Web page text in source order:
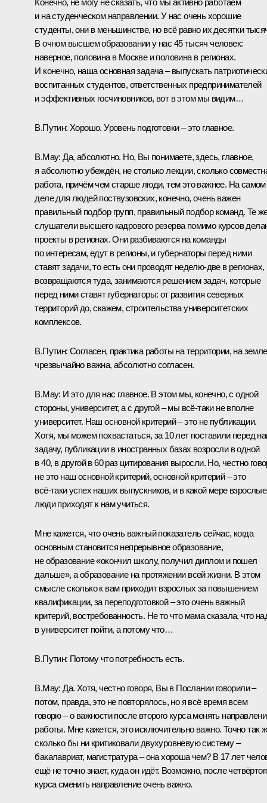
и на студенческом направлении. У нас очень хорошие
студенты, они в меньшинстве, но всё равно их десятки
В очном высшем образовании у нас 45 тысяч человек:
наверное, половина в Москве и половина в регионах.
И конечно, наша основная задача – выпускать
воспитанных студентов, ответственных предпринимателей
и эффективных госчиновников, вот в этом мы видим…
В.Путин: Хорошо. Уровень подготовки – это главное.
В.Мау: Да, абсолютно. Но, Вы понимаете, здесь, главное,
я абсолютно убеждён, не столько лекции, сколько
работа, причём чем старше люди, тем это важнее. На самом
деле для людей поствузовских, конечно, очень важен
правильный подбор групп, правильный подбор команд. Те
слушатели высшего кадрового резерва помимо курсов
проекты в регионах. Они разбиваются на команды
по интересам, едут в регионы, и губернаторы перед ними
ставят задачи, то есть они проводят неделю‑две в регионах,
возвращаются туда, занимаются решением задач, которые
перед ними ставят губернаторы: от развития северных
территорий до, скажем, строительства университетских
комплексов.
В.Путин: Согласен, практика работы на территории, на земле
чрезвычайно важна, абсолютно согласен.
В.Мау: И это для нас главное. В этом мы, конечно, с одной
стороны, университет, а с другой – мы всё‑таки не вполне
университет. Наш основной критерий – это не публикации.
Хотя, мы можем похвастаться, за 10 лет поставили перед
задачу, публикации в иностранных базах возросли в одной
в 40, в другой в 60 раз цитирования выросли. Но, честно
не это наш основной критерий, основной критерий – это
всё‑таки успех наших выпускников, и в какой мере взрослые
люди приходят к нам учиться.
Мне кажется, что очень важный показатель сейчас, когда
основным становится непрерывное образование,
не образование «окончил школу, получил диплом и пошел
дальше», а образование на протяжении всей жизни. В этом
смысле сколько к вам приходит взрослых за повышением
квалификации, за переподготовкой – это очень важный
критерий, востребованность. Не то что мама сказала, что
в университет пойти, а потому что…
В.Путин: Потому что потребность есть.
В.Мау: Да. Хотя, честно говоря, Вы в Послании говорили –
потом, правда, это не повторялось, но я всё время всем
говорю – о важности после второго курса менять
работы. Мне кажется, это исключительно важно. Точно так
сколько бы ни критиковали двухуровневую систему –
бакалавриат, магистратура – она хороша чем? В 17 лет
ещё не точно знает, куда он идёт. Возможно, после
курса сменить направление очень важно.